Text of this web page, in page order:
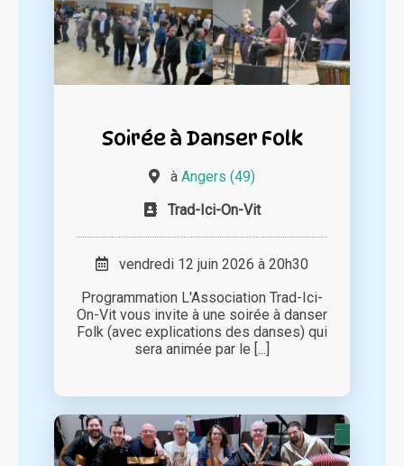
Soirée à Danser Folk
à Angers (49)
Trad-Ici-On-Vit
vendredi 12 juin 2026 à 20h30
Programmation L'Association Trad-Ici-
On-Vit vous invite à une soirée à danser
Folk (avec explications des danses) qui
sera animée par le [...]